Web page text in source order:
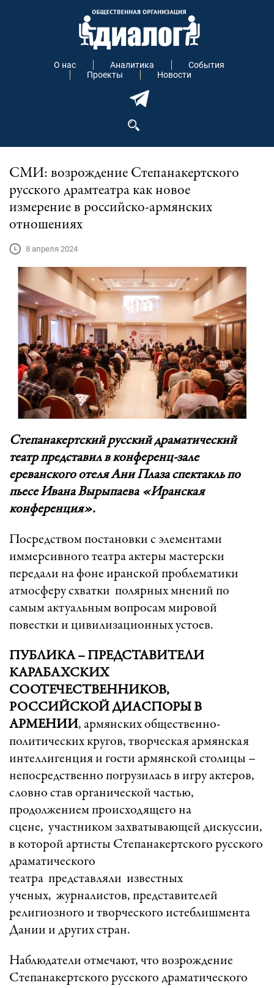
О нас Аналитика
События
Проекты
Новости
СМИ: возрождение Степанакертского
русского драмтеатра как новое
измерение в российско-армянских
отношениях
8 апреля 2024
Степанакертский русский драматический
театр представил в конференц-зале
ереванского отеля Ани Плаза спектакль по
пьесе Ивана Вырыпаева «Иранская
конференция».
Посредством постановки с элементами
иммерсивного театра актеры мастерски
передали на фоне иранской проблематики
атмосферу схватки полярных мнений по
самым актуальным вопросам мировой
повестки и цивилизационных устоев.
ПУБЛИКА – ПРЕДСТАВИТЕЛИ
КАРАБАХСКИХ
СООТЕЧЕСТВЕННИКОВ,
РОССИЙСКОЙ ДИАСПОРЫ В
АРМЕНИИ, армянских общественно-
политических кругов, творческая армянская
интеллигенция и гости армянской столицы –
непосредственно погрузилась в игру актеров,
словно став органической частью,
продолжением происходящего на
сцене, участником захватывающей дискуссии,
в которой артисты Степанакертского русского
драматического
театра представляли известных
ученых, журналистов, представителей
религиозного и творческого истеблишмента
Дании и других стран.
Наблюдатели отмечают, что возрождение
Степанакертского русского драматического